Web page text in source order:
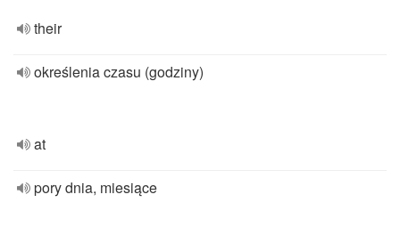
their
określenia czasu (godziny)
at
pory dnia, miesiące